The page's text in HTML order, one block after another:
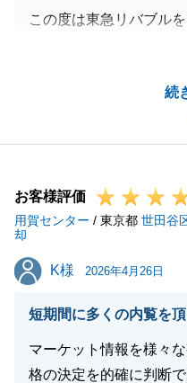
続
この度は東急リバブル
N様の迅速なご対応、
で、スムーズに進める
ありがとうございまし
を下さいませ。
今後とも東急リバブル
お客様評価
用賀センター / 東京都 世田谷
却
K様
K様 2026年4月26日
短期間に多くの内覧を
マーケット情報を様々
格の決定を的確に判断